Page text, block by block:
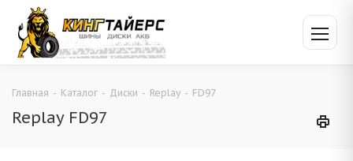
Главная - Каталог - Диски - Replay - FD97
Replay FD97